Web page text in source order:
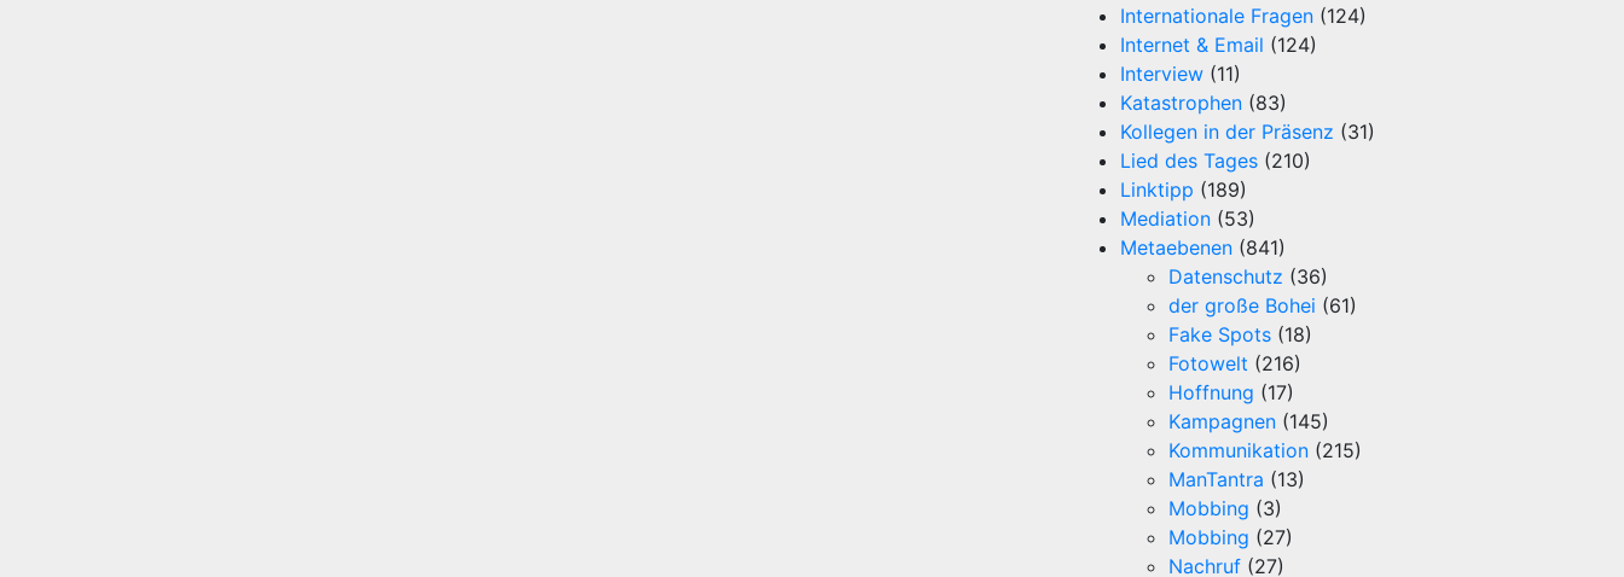
Internationale Fragen (124)
Internet & Email (124)
Interview (11)
Katastrophen (83)
Kollegen in der Präsenz (31)
Lied des Tages (210)
Linktipp (189)
Mediation (53)
Metaebenen (841)
Datenschutz (36)
der große Bohei (61)
Fake Spots (18)
Fotowelt (216)
Hoffnung (17)
Kampagnen (145)
Kommunikation (215)
ManTantra (13)
Mobbing (3)
Mobbing (27)
Nachruf (27)